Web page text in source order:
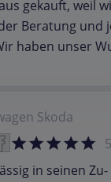
gekauft, weil
Beratung und
haben unser
Skoda
in seinen